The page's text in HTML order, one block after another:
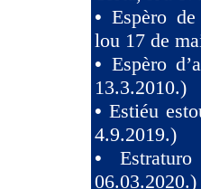
•Espèro
lou 17 de
• Espèro
13.3.2010.)
• Estiéu
4.9.2019.)
•
06.03.2020.)